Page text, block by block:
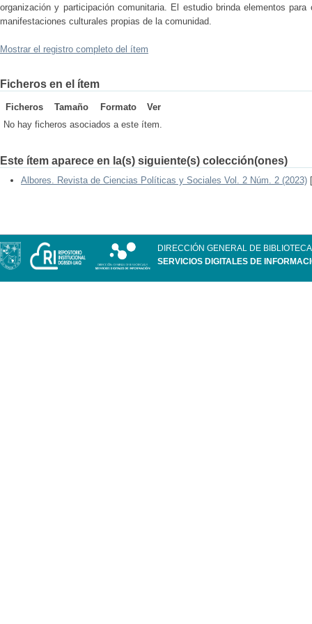
organización y participación comunitaria. El estudio brinda elementos
manifestaciones culturales propias de la comunidad.
Mostrar el registro completo del ítem
Ficheros en el ítem
Ficheros Tamaño Formato
Ver
No hay ficheros asociados a este ítem.
Este ítem aparece en la(s) siguiente(s) colección(ones)
Albores. Revista de Ciencias Políticas y Sociales Vol. 2 Núm. 2 (2023)
DIRECCIÓN GENERAL DE
SERVICIOS DIGITALES DE